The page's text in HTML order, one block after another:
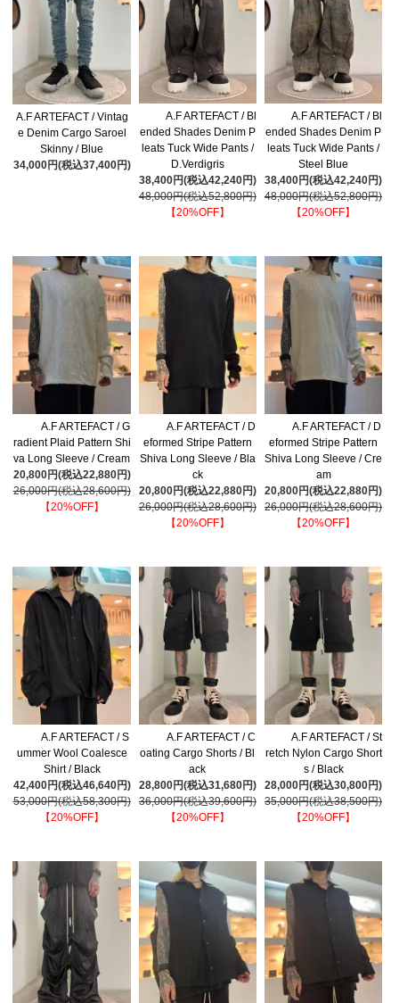
A.F ARTEFACT / Vintag
e Denim Cargo Saroel
Skinny / Blue
34,000円(税込37,400円)
A.F ARTEFACT / Bl
ended Shades Denim P
leats Tuck Wide Pants /
D.Verdigris
38,400円(税込42,240円)
48,000円(税込52,800円)
【20%OFF】
A.F ARTEFACT / Bl
ended Shades Denim P
leats Tuck Wide Pants /
Steel Blue
38,400円(税込42,240円)
48,000円(税込52,800円)
【20%OFF】
A.F ARTEFACT / G
radient Plaid Pattern Shi
va Long Sleeve / Cream
20,800円(税込22,880円)
26,000円(税込28,600円)
【20%OFF】
A.F ARTEFACT / D
eformed Stripe Pattern
Shiva Long Sleeve / Bla
ck
20,800円(税込22,880円)
26,000円(税込28,600円)
【20%OFF】
A.F ARTEFACT / D
eformed Stripe Pattern
Shiva Long Sleeve / Cre
am
20,800円(税込22,880円)
26,000円(税込28,600円)
【20%OFF】
A.F ARTEFACT / S
ummer Wool Coalesce
Shirt / Black
42,400円(税込46,640円)
53,000円(税込58,300円)
【20%OFF】
A.F ARTEFACT / C
oating Cargo Shorts / Bl
ack
28,800円(税込31,680円)
36,000円(税込39,600円)
【20%OFF】
A.F ARTEFACT / St
retch Nylon Cargo Short
s / Black
28,000円(税込30,800円)
35,000円(税込38,500円)
【20%OFF】